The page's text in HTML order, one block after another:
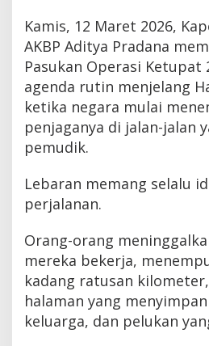
Kamis, 12 Maret 2026,
AKBP Aditya Pradana
Pasukan Operasi Ketupat
agenda rutin menjelang
ketika negara mulai
penjaganya di jalan-jalan
pemudik.
Lebaran memang selalu
perjalanan.
Orang-orang
mereka bekerja,
kadang ratusan
halaman yang
keluarga, dan pelukan